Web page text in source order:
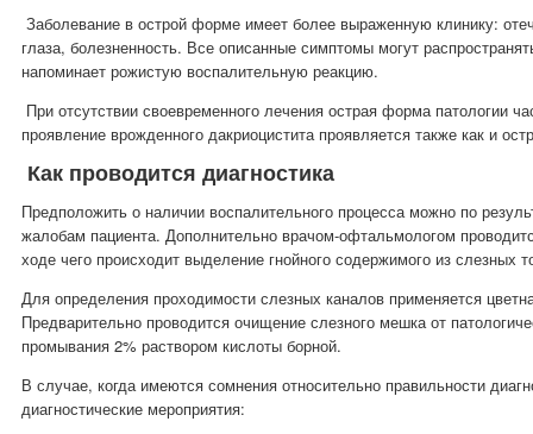
Заболевание в острой форме имеет более выраженную клинику:
глаза, болезненность. Все описанные симптомы могут
напоминает рожистую воспалительную реакцию.
При отсутствии своевременного лечения острая форма патологии
проявление врожденного дакриоцистита проявляется также как и
Как проводится диагностика
Предположить о наличии воспалительного процесса можно по
жалобам пациента. Дополнительно врачом-офтальмологом
ходе чего происходит выделение гнойного содержимого из слезных
Для определения проходимости слезных каналов применяется
Предварительно проводится очищение слезного мешка от
промывания 2% раствором кислоты борной.
В случае, когда имеются сомнения относительно правильности
диагностические мероприятия: